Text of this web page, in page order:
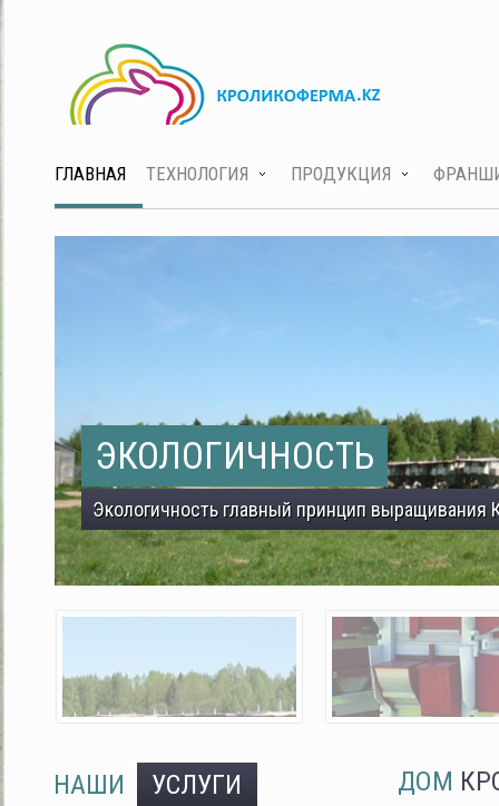
ГЛАВНАЯ ТЕХНОЛОГИЯ ПРОДУКЦИЯ
ЭКОЛОГИЧНОСТЬ
Экологичность главный принцип выращивания
НАШИ УСЛУГИ ДОМ